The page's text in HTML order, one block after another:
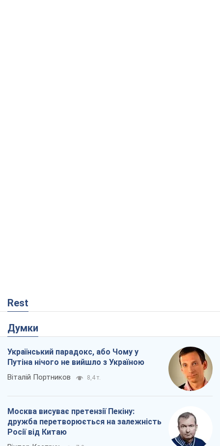
Rest
Думки
Український парадокс, або Чому у
Путіна нічого не вийшло з Україною
Віталій Портников 8,4 т.
Москва висуває претензії Пекіну:
дружба перетворюється на залежність
Росії від Китаю